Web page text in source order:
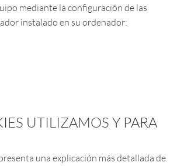
mediante la configuración de las
instalado en su ordenador:
UTILIZAMOS Y PARA
una explicación más detallada de